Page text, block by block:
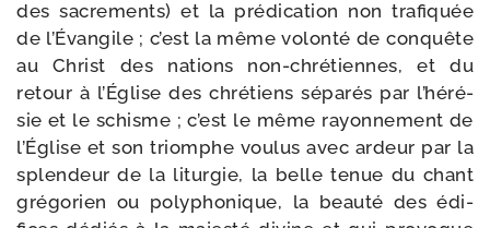
des sacre­ments) et la pré­di­ca­tion non tra­fi­quée
de l’Évangile ; c’est la même volon­té de conquête
au Christ des nations non-​chrétiennes, et du
retour à l’Église des chré­tiens sépa­rés par l’hé­ré­
sie et le schisme ; c’est le même rayon­ne­ment de
l’Église et son triomphe vou­lus avec ardeur par la
splen­deur de la litur­gie, la belle tenue du chant
gré­go­rien ou poly­pho­nique, la beau­té des édi­